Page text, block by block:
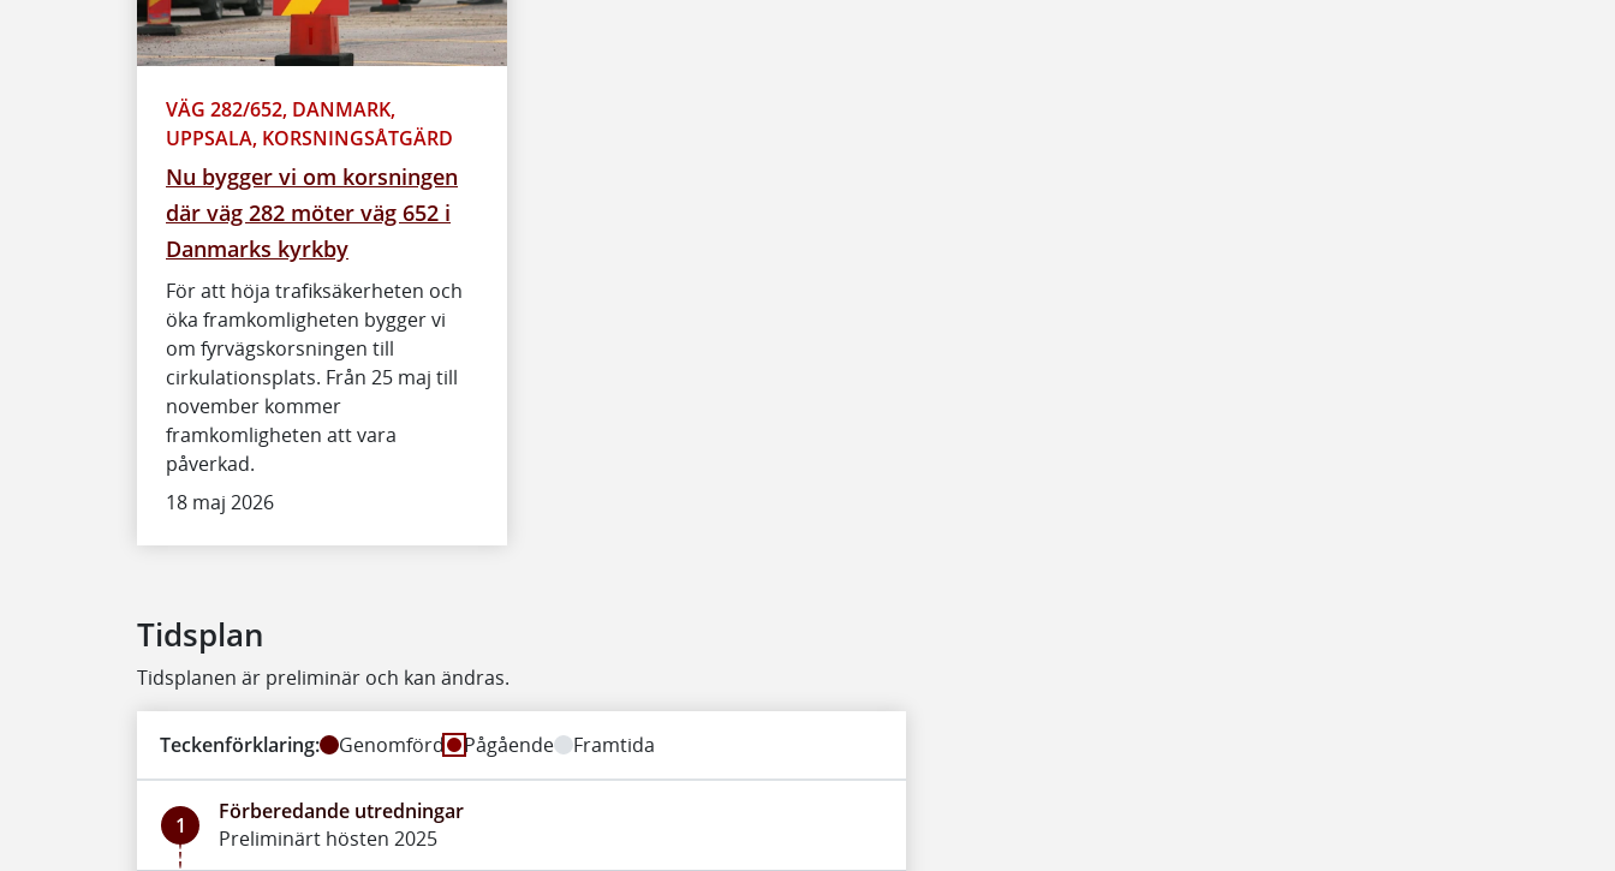
VÄG 282/652, DANMARK,
UPPSALA, KORSNINGSÅTGÄRD
Nu bygger vi om korsningen
där väg 282 möter väg 652 i
Danmarks kyrkby
För att höja trafiksäkerheten och
öka framkomligheten bygger vi
om fyrvägskorsningen till
cirkulationsplats. Från 25 maj till
november kommer
framkomligheten att vara
påverkad.
18 maj 2026
Tidsplan
Tidsplanen är preliminär och kan ändras.
Teckenförklaring: Genomförd Pågående Framtida
1
Förberedande utredningar
Preliminärt hösten 2025